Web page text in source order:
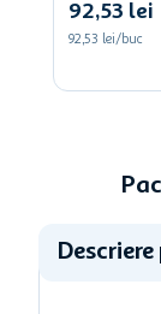
92,53 lei
92,53 lei/buc